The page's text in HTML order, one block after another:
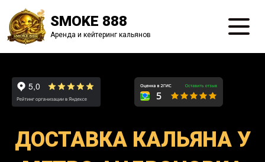
SMOKE 888
Аренда и кейтеринг кальянов
ДОСТАВКА КАЛЬЯНА У